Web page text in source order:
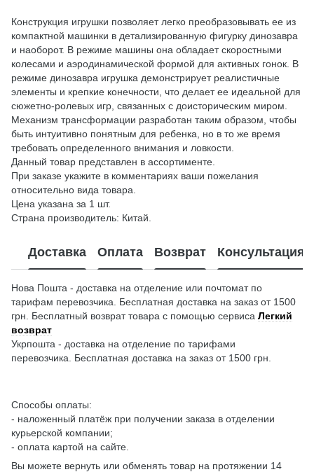
Конструкция игрушки позволяет легко преобразовывать ее из
компактной машинки в детализированную фигурку динозавра
и наоборот. В режиме машины она обладает скоростными
колесами и аэродинамической формой для активных гонок. В
режиме динозавра игрушка демонстрирует реалистичные
элементы и крепкие конечности, что делает ее идеальной для
сюжетно-ролевых игр, связанных с доисторическим миром.
Механизм трансформации разработан таким образом, чтобы
быть интуитивно понятным для ребенка, но в то же время
требовать определенного внимания и ловкости.
Данный товар представлен в ассортименте.
При заказе укажите в комментариях ваши пожелания
относительно вида товара.
Цена указана за 1 шт.
Страна производитель: Китай.
Доставка Оплата Возврат Консультация
Нова Пошта - доставка на отделение или почтомат по
тарифам перевозчика. Бесплатная доставка на заказ от 1500
грн. Бесплатный возврат товара с помощью сервиса Легкий
возврат
Укрпошта - доставка на отделение по тарифами
перевозчика. Бесплатная доставка на заказ от 1500 грн.
Способы оплаты:
- наложенный платёж при получении заказа в отделении
курьерской компании;
- оплата картой на сайте.
Вы можете вернуть или обменять товар на протяжении 14